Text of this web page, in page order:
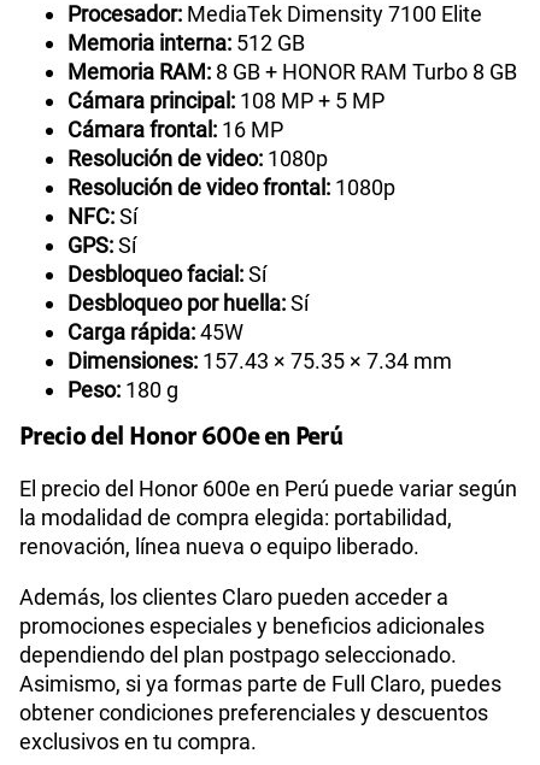
Procesador: MediaTek Dimensity 7100 Elite
Memoria interna: 512 GB
Memoria RAM: 8 GB + HONOR RAM Turbo 8 GB
Cámara principal: 108 MP + 5 MP
Cámara frontal: 16 MP
Resolución de video: 1080p
Resolución de video frontal: 1080p
NFC:Sí
GPS:Sí
Desbloqueo facial:Sí
Desbloqueo por huella:Sí
Carga rápida:45W
Dimensiones: 157.43 × 75.35 × 7.34 mm
Peso: 180 g
Precio del Honor 600e en Perú
El precio del Honor 600e en Perú puede variar según
la modalidad de compra elegida: portabilidad,
renovación, línea nueva o equipo liberado.
Además, los clientes Claro pueden acceder a
promociones especiales y beneficios adicionales
dependiendo del plan postpago seleccionado.
Asimismo, si ya formas parte de Full Claro, puedes
obtener condiciones preferenciales y descuentos
exclusivos en tu compra.